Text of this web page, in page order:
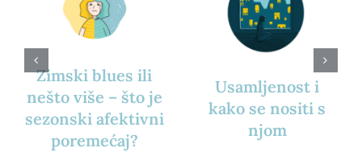
Zimski blues ili
nešto više – što je
sezonski afektivni
poremećaj?
Usamljenost i
kako se nositi s
njom